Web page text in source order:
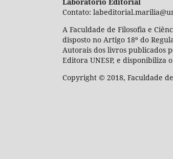
Laboratório Editorial
Contato:
A Faculdade de Filosofia e
disposto no Artigo 18º do
Autorais dos livros publicados
Editora UNESP, e disponibiliza
Copyright © 2018, Faculdade